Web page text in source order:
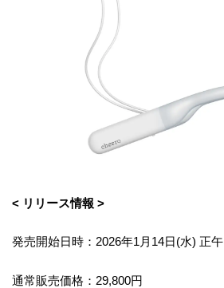
< リリース情報 >
発売開始日時：2026年1月14日(水) 正午
通常販売価格：29,800円